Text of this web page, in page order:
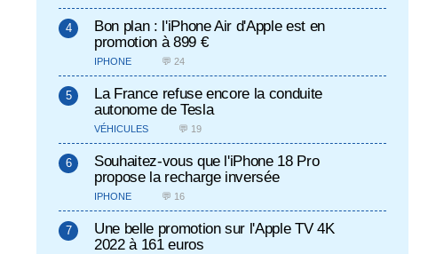
Bon plan : l'iPhone Air d'Apple est en
promotion à 899 €
IPHONE 💬 24
La France refuse encore la conduite
autonome de Tesla
VÉHICULES 💬 19
Souhaitez-vous que l'iPhone 18 Pro
propose la recharge inversée
IPHONE 💬 16
Une belle promotion sur l'Apple TV 4K
2022 à 161 euros